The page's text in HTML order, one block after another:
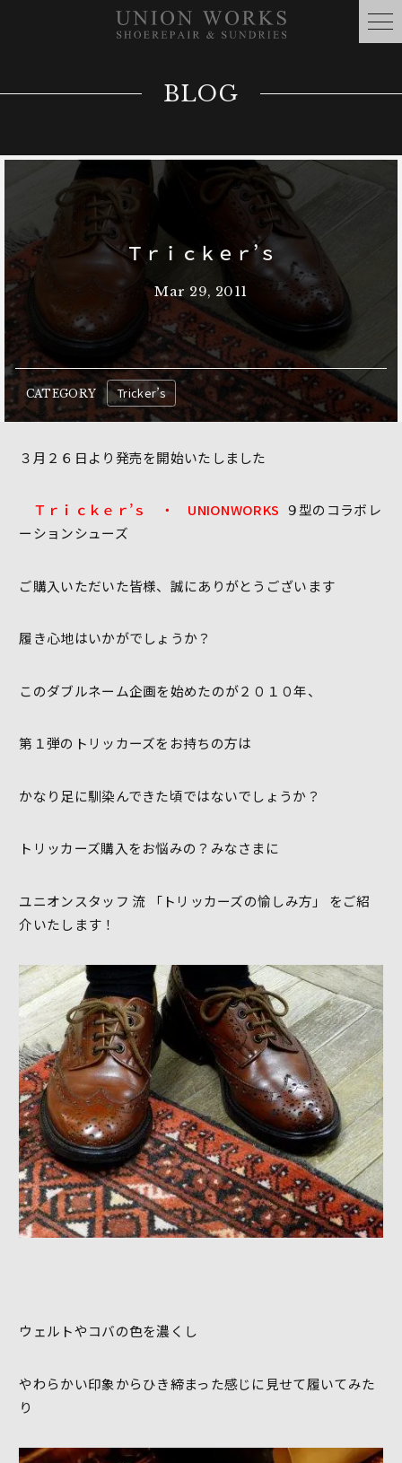
BLOG
Ｔｒｉｃｋｅｒ’ｓ
Mar 29, 2011
CATEGORY Tricker’s
３月２６日より発売を開始いたしました
Ｔｒｉｃｋｅｒ’ｓ ・ UNIONWORKS ９型のコラボレ
ーションシューズ
ご購入いただいた皆様、誠にありがとうございます
履き心地はいかがでしょうか？
このダブルネーム企画を始めたのが２０１０年、
第１弾のトリッカーズをお持ちの方は
かなり足に馴染んできた頃ではないでしょうか？
トリッカーズ購入をお悩みの？みなさまに
ユニオンスタッフ 流 「トリッカーズの愉しみ方」 をご紹
介いたします！
ウェルトやコバの色を濃くし
やわらかい印象からひき締まった感じに見せて履いてみた
り